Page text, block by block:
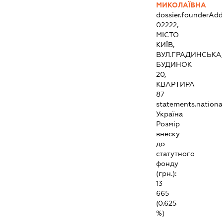
МИКОЛАЇВНА
02222,
МІСТО
КИЇВ,
БУДИНОК
20,
КВАРТИРА
87
Україна
Розмір
внеску
до
статутного
фонду
(грн.):
13
665
(0.625
%)